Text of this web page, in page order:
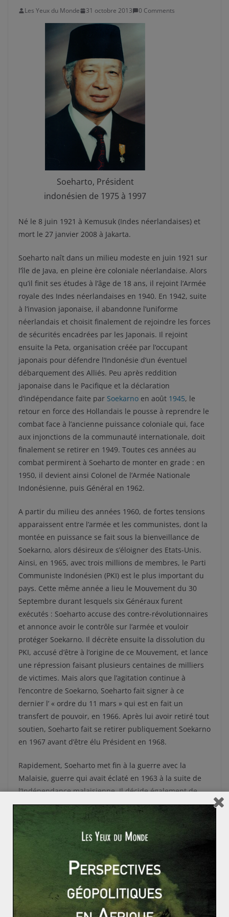
Les Yeux du Monde 31 octobre 2013 0 Comments
Soeharto, Président
indonésien de 1975 à 1997
Né le 8 juin 1921 à Kemusuk (Indes néerlandaises) et
mort le 27 janvier 2008 à Jakarta.
Soeharto naît dans un milieu modeste en juin 1921 sur
l’île de Java, en pleine ère coloniale néerlandaise. Alors
qu’il finit ses études à l’âge de 18 ans, il rejoint l’Armée
royale des Indes néerlandaises en 1940. En 1942, suite
à l’invasion japonaise, il abandonne l’uniforme
néerlandais et choisit finalement de rejoindre les forces
de sécurités encadrées par les Japonais. Il rejoint
ensuite la Peta, organisation créée par l’occupant
japonais pour défendre l’Indonésie d’un éventuel
débarquement des Alliés. Peu après reddition
japonaise dans le Pacifique et la déclaration
d’indépendance faite par Soekarno en août 1945, le
retour en force des Hollandais le pousse à reprendre le
combat face à l’ancienne puissance coloniale qui, face
aux injonctions de la communauté internationale, doit
finalement se retirer en 1949. Toutes ces années au
combat permirent à Soeharto de monter en grade : en
1950, il devient ainsi Colonel de l’Armée Nationale
Indonésienne, puis Général en 1962.
A partir du milieu des années 1960, de fortes tensions
apparaissent entre l’armée et les communistes, dont la
montée en puissance se fait sous la bienveillance de
Soekarno, alors désireux de s’éloigner des Etats-Unis.
Ainsi, en 1965, avec trois millions de membres, le Parti
Communiste Indonésien (PKI) est le plus important du
pays. Cette même année a lieu le Mouvement du 30
Septembre durant lesquels six Généraux furent
exécutés : Soeharto accuse des contre-révolutionnaires
et annonce avoir le contrôle sur l’armée et vouloir
protéger Soekarno. Il décrète ensuite la dissolution du
PKI, accusé d’être à l’origine de ce Mouvement, et lance
une répression faisant plusieurs centaines de milliers
de victimes. Mais alors que l’agitation continue à
l’encontre de Soekarno, Soeharto fait signer à ce
dernier l’ « ordre du 11 mars » qui est en fait un
transfert de pouvoir, en 1966. Après lui avoir retiré tout
soutien, Soeharto fait se retirer publiquement Soekarno
en 1967 avant d’être élu Président en 1968.
Rapidement, Soeharto met fin à la guerre avec la
Malaisie, guerre qui avait éclaté en 1963 à la suite de
l’Indépendance malaisienne. Il décide également de
renouer les liens avec l’Occident et les Etats-Unis :
l’Indonésie revient au sein de l’ONU, du FMI et de la
Banque mondiale. Il offre également la possibilité aux
compagnies pétrolières étrangères d’explorer le sous-
1975
, il ordonne, sous la
bienveillance des puissances occidentales, l’invasion du
Timor oriental, qu’il annexe en faisant exterminer un
quart de la population. Son autoritarisme fit bon
nombre de victimes, notamment chez les islamistes et